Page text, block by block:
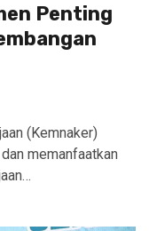
Penting
(Kemnaker)
memanfaatkan